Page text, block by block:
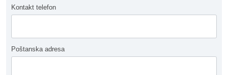
Kontakt telefon
Poštanska adresa